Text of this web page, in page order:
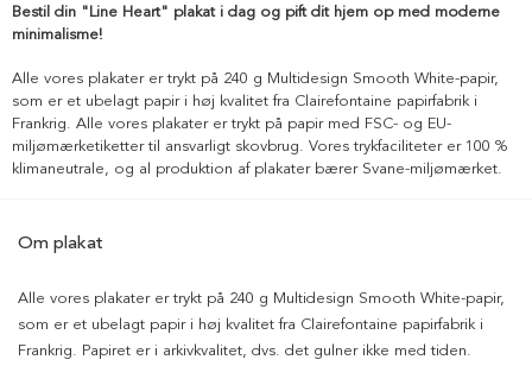
Bestil din "Line Heart" plakat i dag og pift dit hjem op med moderne
minimalisme!
Alle vores plakater er trykt på 240 g Multidesign Smooth White-papir,
som er et ubelagt papir i høj kvalitet fra Clairefontaine papirfabrik i
Frankrig. Alle vores plakater er trykt på papir med FSC- og EU-
miljømærketiketter til ansvarligt skovbrug. Vores trykfaciliteter er 100 %
klimaneutrale, og al produktion af plakater bærer Svane-miljømærket.
Om plakat
Alle vores plakater er trykt på 240 g Multidesign Smooth White-papir,
som er et ubelagt papir i høj kvalitet fra Clairefontaine papirfabrik i
Frankrig. Papiret er i arkivkvalitet, dvs. det gulner ikke med tiden.